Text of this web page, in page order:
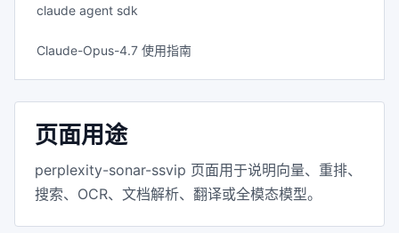
claude agent sdk
Claude-Opus-4.7 使用指南
页面用途
perplexity-sonar-ssvip 页面用于说明向量、重排、
搜索、OCR、文档解析、翻译或全模态模型。